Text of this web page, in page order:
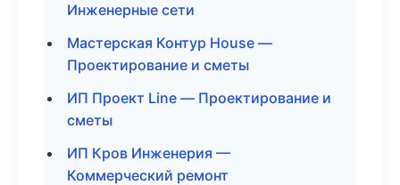
Инженерные сети
Мастерская Контур House —
Проектирование и сметы
ИП Проект Line — Проектирование и
сметы
ИП Кров Инженерия —
Коммерческий ремонт